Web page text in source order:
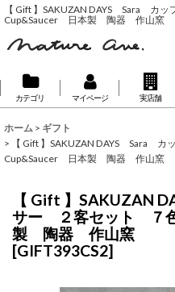
【 Gift 】SAKUZAN DAYS Sara カ
Cup&Saucer 日本製 陶器 作山窯
カテゴリ マイページ 実店舗
ホーム > ギフト
>
【 Gift 】SAKUZAN DAYS Sara
Cup&Saucer 日本製 陶器 作山窯
【 Gift 】SAKUZAN
サー ２客セット ７
製 陶器 作山窯
[GIFT393CS2]